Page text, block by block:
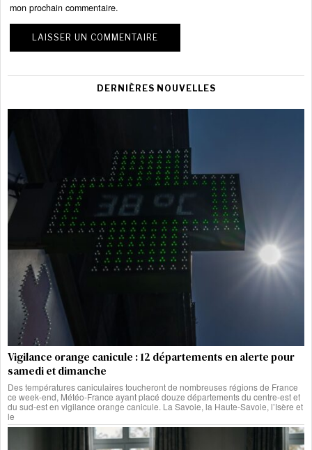
mon prochain commentaire.
DERNIÈRES NOUVELLES
Vigilance orange canicule : 12 départements en alerte pour
samedi et dimanche
Des températures caniculaires toucheront de nombreuses régions de France
ce week-end, Météo-France ayant placé douze départements du centre-est et
du sud-est en vigilance orange canicule. La Savoie, la Haute-Savoie, l’Isère et
le